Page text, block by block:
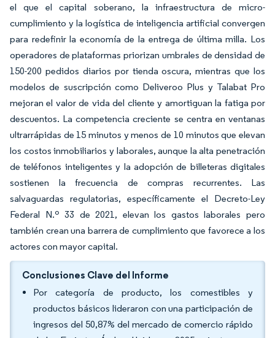
el que el capital soberano, la infraestructura de micro-
cumplimiento y la logística de inteligencia artificial convergen
para redefinir la economía de la entrega de última milla. Los
operadores de plataformas priorizan umbrales de densidad de
150-200 pedidos diarios por tienda oscura, mientras que los
modelos de suscripción como Deliveroo Plus y Talabat Pro
mejoran el valor de vida del cliente y amortiguan la fatiga por
descuentos. La competencia creciente se centra en ventanas
ultrarrápidas de 15 minutos y menos de 10 minutos que elevan
los costos inmobiliarios y laborales, aunque la alta penetración
de teléfonos inteligentes y la adopción de billeteras digitales
sostienen la frecuencia de compras recurrentes. Las
salvaguardas regulatorias, específicamente el Decreto-Ley
Federal N.º 33 de 2021, elevan los gastos laborales pero
también crean una barrera de cumplimiento que favorece a los
actores con mayor capital.
Conclusiones Clave del Informe
Por categoría de producto, los comestibles y
productos básicos lideraron con una participación de
ingresos del 50,87% del mercado de comercio rápido